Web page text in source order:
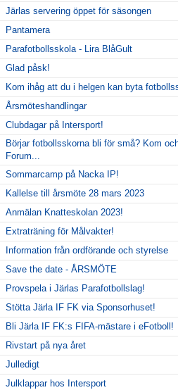
Järlas servering öppet för säsongen
Pantamera
Parafotbollsskola - Lira BlåGult
Glad påsk!
Kom ihåg att du i helgen kan byta
Årsmöteshandlingar
Clubdagar på Intersport!
Börjar fotbollsskorna bli för små? Kom
Forum...
Sommarcamp på Nacka IP!
Kallelse till årsmöte 28 mars 2023
Anmälan Knatteskolan 2023!
Extraträning för Målvakter!
Information från ordförande och styrelse
Save the date - ÅRSMÖTE
Provspela i Järlas Parafotbollslag!
Stötta Järla IF FK via Sponsorhuset!
Bli Järla IF FK:s FIFA-mästare i eFotboll!
Rivstart på nya året
Julledigt
Julklappar hos Intersport